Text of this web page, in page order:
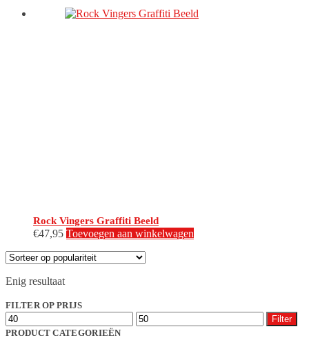
Rock Vingers Graffiti Beeld
€47,95 Toevoegen aan winkelwagen
Enig resultaat
FILTER OP PRIJS
Min.
prijs
Max.
prijs
Filter
PRODUCT CATEGORIEËN